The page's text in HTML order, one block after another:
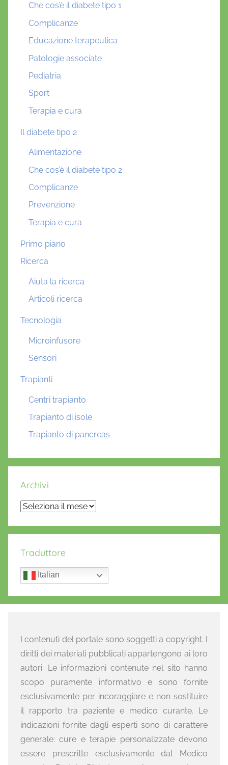
Che cos’è il diabete tipo 1
Complicanze
Educazione terapeutica
Patologie associate
Pediatria
Sport
Terapia e cura
Il diabete tipo 2
Alimentazione
Che cos’è il diabete tipo 2
Complicanze
Prevenzione
Terapia e cura
Primo piano
Ricerca
Aiuta la ricerca
Articoli ricerca
Tecnologia
Microinfusore
Sensori
Trapianti
Centri trapianto
Trapianto di isole
Trapianto di pancreas
Archivi
Archivi
Traduttore
Italian
I contenuti del portale sono soggetti a copyright. I
diritti dei materiali pubblicati appartengono ai loro
autori. Le informazioni contenute nel sito hanno
scopo puramente informativo e sono fornite
esclusivamente per incoraggiare e non sostituire
il rapporto tra paziente e medico curante. Le
indicazioni fornite dagli esperti sono di carattere
generale: cure e terapie personalizzate devono
essere prescritte esclusivamente dal Medico